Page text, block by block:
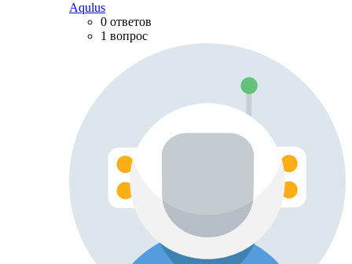
Aqulus
0 ответов
1 вопрос